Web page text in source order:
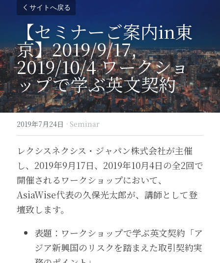
サイトへ戻る
【セミナーご案内in東
京】2019/9/17,
2019/10/4 ワークショ
ップで学ぶ英文契約
2019年7月24日 · Seminar
レクシスネクシス・ジャパン株式会社が主催
し、2019年9月17日、2019年10月4日の全2回で
開催されるワークショップにおいて、
AsiaWise代表の久保光太郎が、講師として登
壇致します。
表題：ワークショップで学ぶ英文契約「ア
ジア新興国のリスクを踏まえた取引契約実